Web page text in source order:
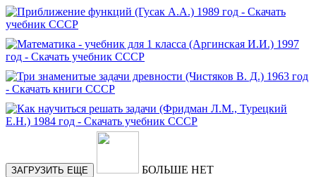
ЗАГРУЗИТЬ ЕЩЕ БОЛЬШЕ НЕТ